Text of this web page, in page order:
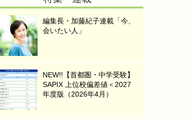
編集長・加藤紀子連載「今、
会いたい人」
NEW!!【首都圏・中学受験】
SAPIX 上位校偏差値＜2027
年度版（2026年4月）